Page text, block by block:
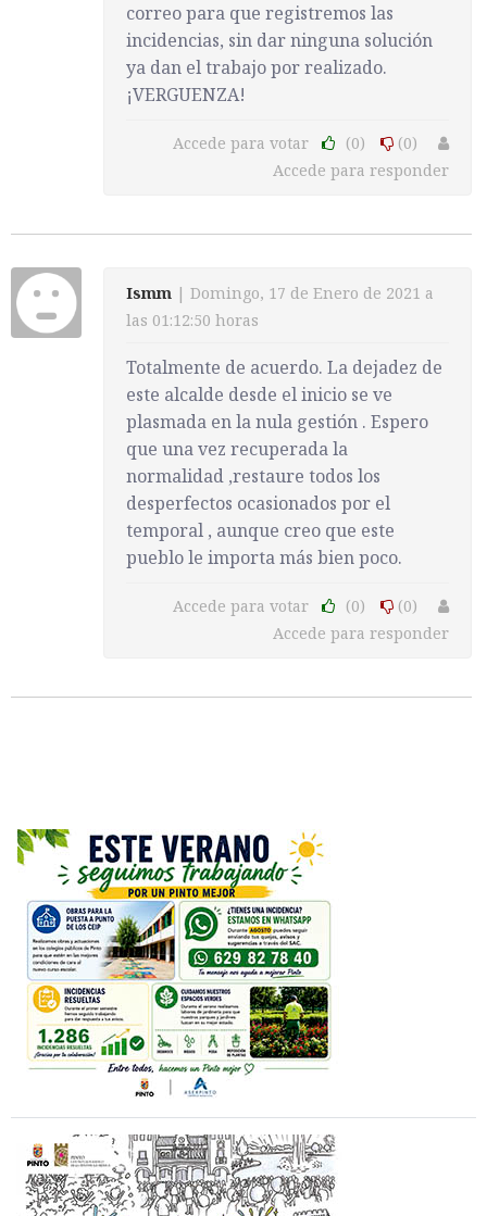
correo para que registremos las
incidencias, sin dar ninguna solución
ya dan el trabajo por realizado.
¡VERGUENZA!
Accede para votar (0)
(0)
Accede para responder
Ismm | Domingo, 17 de Enero de 2021 a
las 01:12:50 horas
Totalmente de acuerdo. La dejadez de
este alcalde desde el inicio se ve
plasmada en la nula gestión . Espero
que una vez recuperada la
normalidad ,restaure todos los
desperfectos ocasionados por el
temporal , aunque creo que este
pueblo le importa más bien poco.
Accede para votar (0)
(0)
Accede para responder